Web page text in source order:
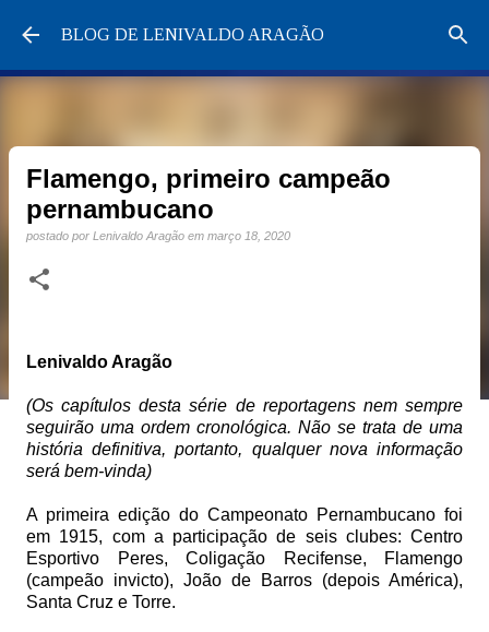
Pular para o conteúdo principal
BLOG DE LENIVALDO ARAGÃO
Flamengo, primeiro campeão
pernambucano
postado por Lenivaldo Aragão em março 18, 2020
Lenivaldo Aragão
(Os capítulos desta série de reportagens nem sempre
seguirão uma ordem cronológica. Não se trata de uma
história definitiva, portanto, qualquer nova informação
será bem-vinda)
A primeira edição do Campeonato Pernambucano foi
em 1915, com a participação de seis clubes: Centro
Esportivo Peres, Coligação Recifense, Flamengo
(campeão invicto), João de Barros (depois América),
Santa Cruz e Torre.